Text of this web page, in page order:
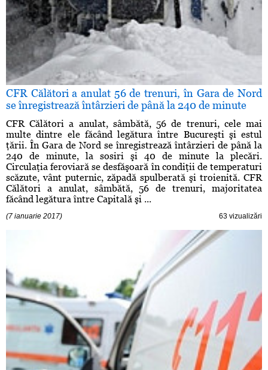
CFR Călători a anulat 56 de trenuri, în Gara de Nord
se înregistrează întârzieri de până la 240 de minute
CFR Călători a anulat, sâmbătă, 56 de trenuri, cele mai
multe dintre ele făcând legătura între Bucureşti şi estul
ţării. În Gara de Nord se înregistrează întârzieri de până la
240 de minute, la sosiri şi 40 de minute la plecări.
Circulaţia feroviară se desfăşoară în condiţii de temperaturi
scăzute, vânt puternic, zăpadă spulberată şi troienită. CFR
Călători a anulat, sâmbătă, 56 de trenuri, majoritatea
făcând legătura între Capitală şi ...
(7 ianuarie 2017) 63 vizualizări